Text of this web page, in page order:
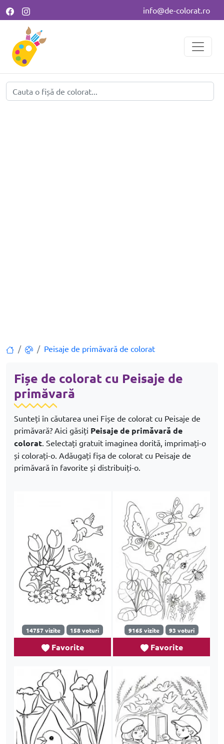
info@de-colorat.ro
Peisaje de primăvară de colorat
Fișe de colorat cu Peisaje de
primăvară
Sunteți în căutarea unei Fișe de colorat cu Peisaje de
primăvară? Aici găsiți Peisaje de primăvară de
colorat. Selectați gratuit imaginea dorită, imprimați-o
și colorați-o. Adăugați fișa de colorat cu Peisaje de
primăvară în favorite și distribuiți-o.
14757 vizite 158 voturi
Favorite
9165 vizite 93 voturi
Favorite